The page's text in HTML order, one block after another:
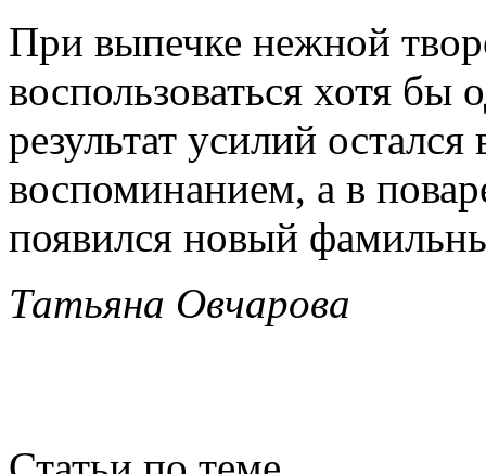
При выпечке нежной
воспользоваться хотя бы
результат усилий
воспоминанием, а в
появился новый
Татьяна Овчарова